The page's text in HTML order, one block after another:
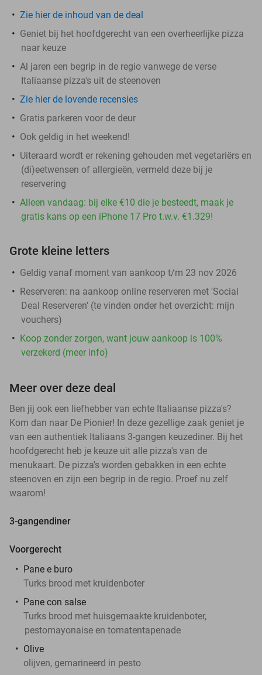
Zie hierde inhoud van de deal
Geniet bij het hoofdgerecht van een overheerlijke pizza
naar keuze
Al jaren een begrip in de regio vanwege de verse
Italiaanse pizza's uit de steenoven
Zie hier de lovende recensies
Gratis parkeren voor de deur
Ook geldig in het weekend!
Uiteraard wordt er rekening gehouden met vegetariërs en
(di)eetwensen of allergieën, vermeld deze bij je
reservering
Alleen vandaag: bij elke €10 die je besteedt, maak je
gratis kans op een iPhone 17 Pro t.w.v. €1.329!
Grote kleine letters
Geldig vanaf moment van aankoop t/m 23 nov 2026
Reserveren: na aankoop online reserveren met 'Social
Deal Reserveren' (te vinden onder het overzicht: mijn
vouchers)
Koop zonder zorgen, want jouw aankoop is 100%
verzekerd (meer info)
Meer over deze deal
Ben jij ook een liefhebber van echte Italiaanse pizza's?
Kom dan naar De Pionier! In deze gezellige zaak geniet je
van een authentiek Italiaans 3-gangen keuzediner. Bij het
hoofdgerecht heb je keuze uit alle pizza's van de
menukaart. De pizza's worden gebakken in een echte
steenoven en zijn een begrip in de regio. Proef nu zelf
waarom!
3-gangendiner
Voorgerecht
Pane e buro
Turks brood met kruidenboter
Pane con salse
Turks brood met huisgemaakte kruidenboter,
pestomayonaise en tomatentapenade
Olive
olijven, gemarineerd in pesto